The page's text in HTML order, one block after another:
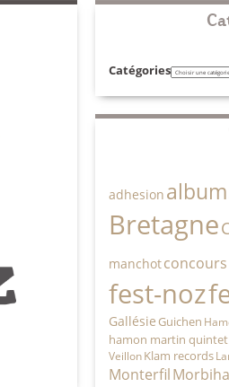
Catégories
adhesion album
Bretagne
manchotconcours
fest-noz
Gallésie Guichen
hamon martin quintet
Veillon Klam records
Monterfil